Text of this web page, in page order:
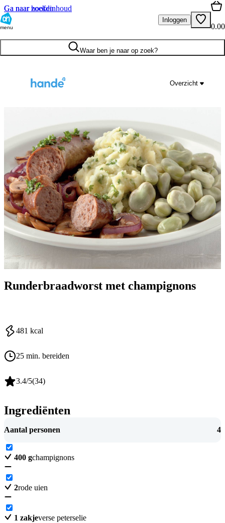
Ga naar hoofdinhoud
Ga naar zoeken
menu
Inloggen
0.00
Waar ben je naar op zoek?
Overzicht
Runderbraadworst met champignons
481 kcal
25 min. bereiden
3.4/5(34)
Ingrediënten
Aantal personen 4
400 gchampignons
2rode uien
1 zakjeverse peterselie